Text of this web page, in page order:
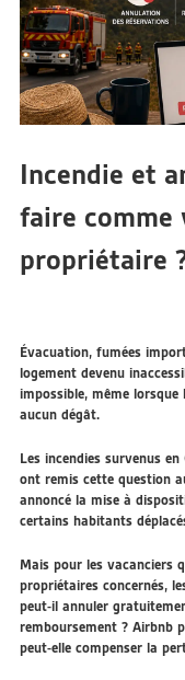
Incendie et
faire comme
propriétaire
Évacuation, fumées
logement devenu
impossible, même lorsque
aucun dégât.
Les incendies survenus
ont remis cette question
annoncé la mise à
certains habitants
Mais pour les vacanciers
propriétaires concernés,
peut-il annuler
remboursement ? Airbnb
peut-elle compenser la